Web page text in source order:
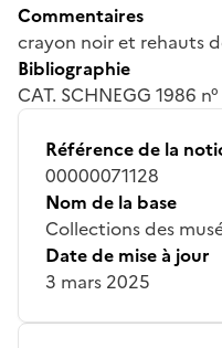
Commentaires
crayon noir et rehauts
Bibliographie
CAT. SCHNEGG 1986
Référence de la
00000071128
Nom de la base
Collections des
Date de mise à jour
3 mars 2025